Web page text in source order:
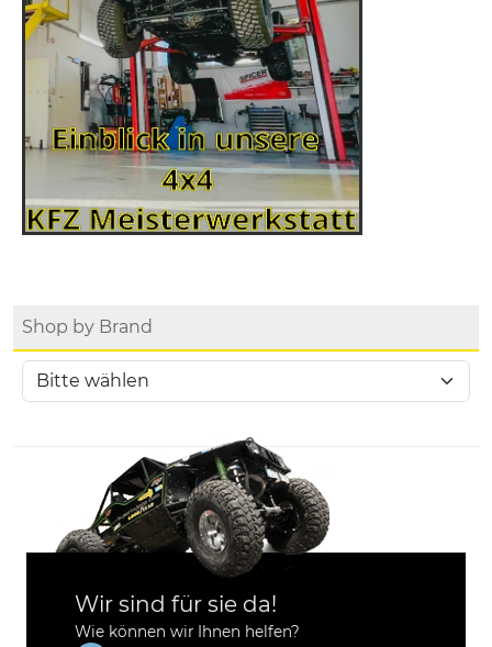
Shop by Brand
Wir sind für sie da!
Wie können wir Ihnen helfen?